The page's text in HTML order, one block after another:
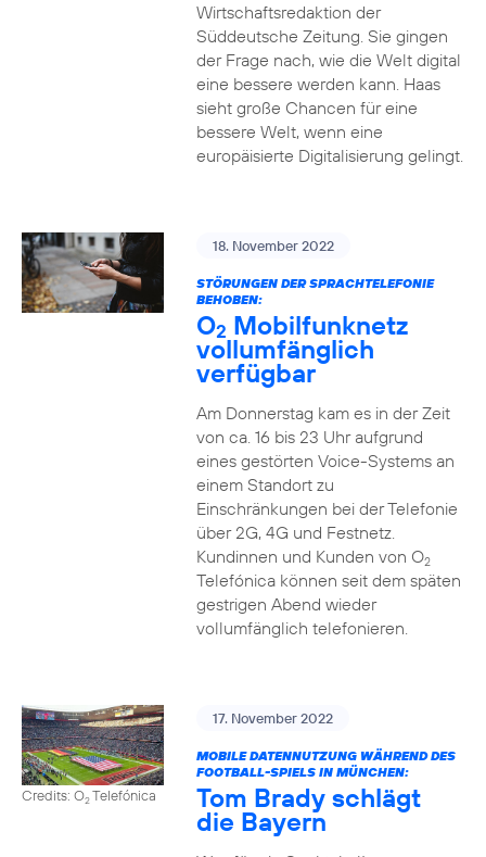
Wirtschaftsredaktion der
Süddeutsche Zeitung. Sie gingen
der Frage nach, wie die Welt digital
eine bessere werden kann. Haas
sieht große Chancen für eine
bessere Welt, wenn eine
europäisierte Digitalisierung gelingt.
18. November 2022
STÖRUNGEN DER SPRACHTELEFONIE
BEHOBEN:
O2 Mobilfunknetz
vollumfänglich
verfügbar
Am Donnerstag kam es in der Zeit
von ca. 16 bis 23 Uhr aufgrund
eines gestörten Voice-Systems an
einem Standort zu
Einschränkungen bei der Telefonie
über 2G, 4G und Festnetz.
Kundinnen und Kunden von O2
Telefónica können seit dem späten
gestrigen Abend wieder
vollumfänglich telefonieren.
Credits: O2Telefónica
17. November 2022
MOBILE DATENNUTZUNG WÄHREND DES
FOOTBALL-SPIELS IN MÜNCHEN:
Tom Brady schlägt
die Bayern